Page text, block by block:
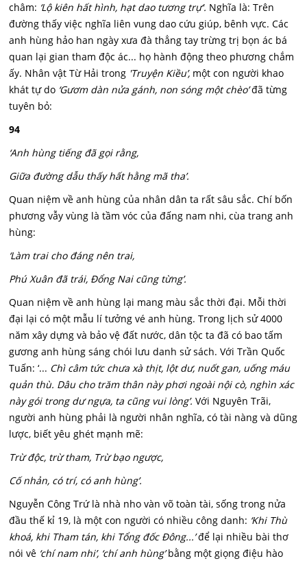
châm: ‘Lộ kiên hất hình, hạt dao tương trự'. Nghĩa là: Trên
đường thấy việc nghĩa liên vung dao cứu giúp, bênh vực. Các
anh hùng hảo han ngày xưa đà thẳng tay trừng trị bọn ác bá
quan lại gian tham độc ác... họ hành động theo phương chắm
ấy. Nhân vật Từ Hải trong 'Truyện Kiều’, một con người khao
khát tự do ‘Gươm dàn nửa gánh, non sóng một chèo’đã từng
tuyên bỏ:
94
‘Anh hùng tiếng đã gọi rằng,
Giữa đường dẫu thấy hất hằng mã tha’.
Quan niệm về anh hùng của nhân dân ta rất sâu sắc. Chí bốn
phương vẫy vùng là tầm vóc của đấng nam nhi, cùa trang anh
hùng:
‘Làm trai cho đáng nên trai,
Phú Xuân đã trái, Đổng Nai cũng từng’.
Quan niệm về anh hùng lại mang màu sắc thời đại. Mỗi thời
đại lại có một mẫu lí tưởng vé anh hùng. Trong lịch sử 4000
năm xây dựng và bảo vệ đất nước, dân tộc ta đã có bao tấm
gương anh hùng sáng chói lưu danh sử sách. Với Trần Quốc
Tuấn: ‘... Chì câm tức chưa xà thịt, lột dư, nuốt gan, uống máu
quản thù. Dâu cho trăm thân này phơi ngoài nội cò, nghìn xác
này gói trong dư ngựa, ta cũng vui lòng’.Với Nguyên Trãi,
người anh hùng phải là người nhân nghĩa, có tài nàng và dũng
lược, biết yêu ghét mạnh mẽ:
Trừ độc, trừ tham, Trừ bạo ngược,
Cố nhản, có trí, có anh hùng’.
Nguyễn Công Trứ là nhà nho vàn võ toàn tài, sống trong nửa
đầu thế kỉ 19, là một con người có nhiều công danh: ‘Khi Thù
khoá, khi Tham tán, khi Tổng đốc Đông...’để lại nhiều bài thơ
nói vê ‘chí nam nhi’, ‘chí anh hùng’bằng một giọng điệu hào